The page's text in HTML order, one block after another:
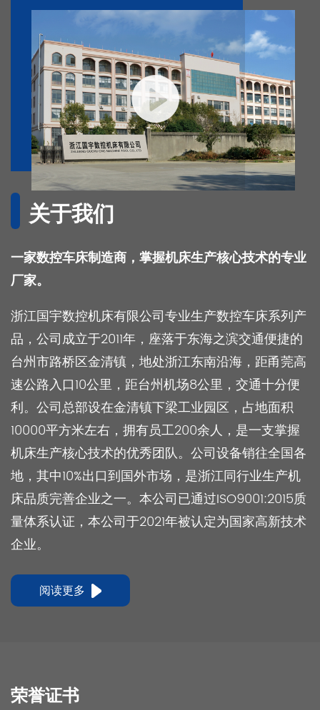
关于我们
一家数控车床制造商，掌握机床生产核心技术的专业
厂家。
浙江国宇数控机床有限公司专业生产数控车床系列产
品，公司成立于2011年，座落于东海之滨交通便捷的
台州市路桥区金清镇，地处浙江东南沿海，距甬莞高
速公路入口10公里，距台州机场8公里，交通十分便
利。公司总部设在金清镇下梁工业园区，占地面积
10000平方米左右，拥有员工200余人，是一支掌握
机床生产核心技术的优秀团队。公司设备销往全国各
地，其中10%出口到国外市场，是浙江同行业生产机
床品质完善企业之一。本公司已通过ISO9001:2015质
量体系认证，本公司于2021年被认定为国家高新技术
企业。
阅读更多
荣誉证书